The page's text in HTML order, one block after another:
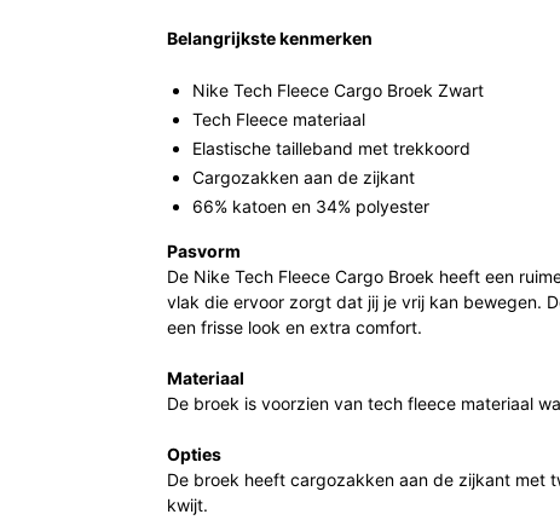
Belangrijkste kenmerken
Nike Tech Fleece Cargo Broek Zwart
Tech Fleece materiaal
Elastische tailleband met trekkoord
Cargozakken aan de zijkant
66% katoen en 34% polyester
Pasvorm
De Nike Tech Fleece Cargo Broek heeft een
vlak die ervoor zorgt dat jij je vrij kan bewegen.
een frisse look en extra comfort.
Materiaal
De broek is voorzien van tech fleece materiaal
Opties
De broek heeft cargozakken aan de zijkant met
kwijt.